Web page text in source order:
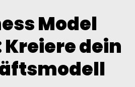
Model
dein